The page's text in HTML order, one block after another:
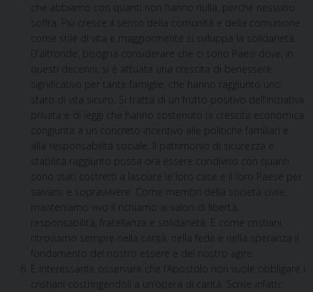
che abbiamo con quanti non hanno nulla, perché nessuno
soffra. Più cresce il senso della comunità e della comunione
come stile di vita e maggiormente si sviluppa la solidarietà.
D’altronde, bisogna considerare che ci sono Paesi dove, in
questi decenni, si è attuata una crescita di benessere
significativo per tante famiglie, che hanno raggiunto uno
stato di vita sicuro. Si tratta di un frutto positivo dell’iniziativa
privata e di leggi che hanno sostenuto la crescita economica
congiunta a un concreto incentivo alle politiche familiari e
alla responsabilità sociale. Il patrimonio di sicurezza e
stabilità raggiunto possa ora essere condiviso con quanti
sono stati costretti a lasciare le loro case e il loro Paese per
salvarsi e sopravvivere. Come membri della società civile,
manteniamo vivo il richiamo ai valori di libertà,
responsabilità, fratellanza e solidarietà. E come cristiani,
ritroviamo sempre nella carità, nella fede e nella speranza il
fondamento del nostro essere e del nostro agire.
È interessante osservare che l’Apostolo non vuole obbligare i
cristiani costringendoli a un’opera di carità. Scrive infatti: